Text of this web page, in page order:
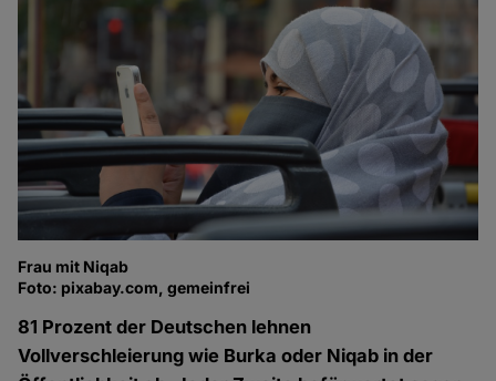
Frau mit Niqab
Foto: pixabay.com, gemeinfrei
81 Prozent der Deutschen lehnen
Vollverschleierung wie Burka oder Niqab in der